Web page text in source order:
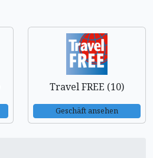
Travel FREE (10)
Geschäft ansehen